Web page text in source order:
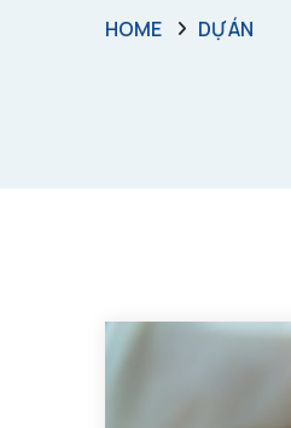
HOME DỰ ÁN